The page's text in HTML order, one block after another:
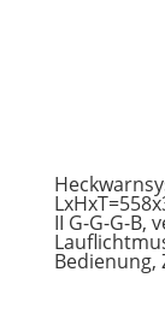
II G-G-G-B,
Bedienung,